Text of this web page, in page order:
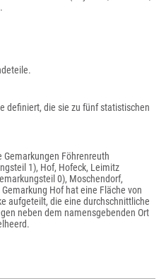
definiert, die sie zu fünf statistischen
Föhrenreuth
1), Hof, Hofeck, Leimitz
0), Moschendorf,
Hof hat eine Fläche von
aufgeteilt, die eine durchschnittliche
neben dem namensgebenden Ort